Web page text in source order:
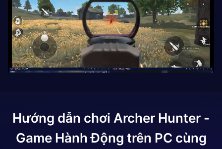
Hướng dẫn chơi Archer Hunter -
Game Hành Động trên PC cùng